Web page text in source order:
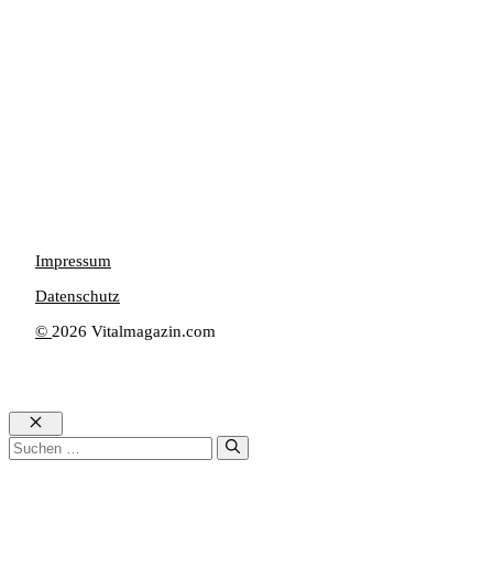
© 2026 Vitalmagazin.com
Impressum
Datenschutz
Schließen
Suche
nach: